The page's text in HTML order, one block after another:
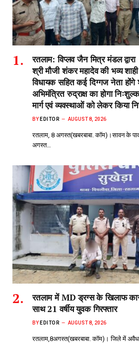
रतलाम: विप्लव जैन मित्र मंडल
श्री मौजी शंकर महादेव की भव्य
विधायक सहित कई दिग्गज नेता
अभिमंत्रित रुद्राक्ष का होगा
मार्ग एवं व्यवस्थाओं को लेकर किया
BY EDITOR AUGUST 8, 2026
रतलाम, 8 अगस्त(खबरबाबा. कॉम)।सावन के
अगस्त…
रतलाम में MD ड्रग्स के खिलाफ
साथ 21 वर्षीय युवक गिरफ्तार
BY EDITOR AUGUST 8, 2026
रतलाम,8अगस्त(खबरबाबा. कॉम)। जिले में अवैध